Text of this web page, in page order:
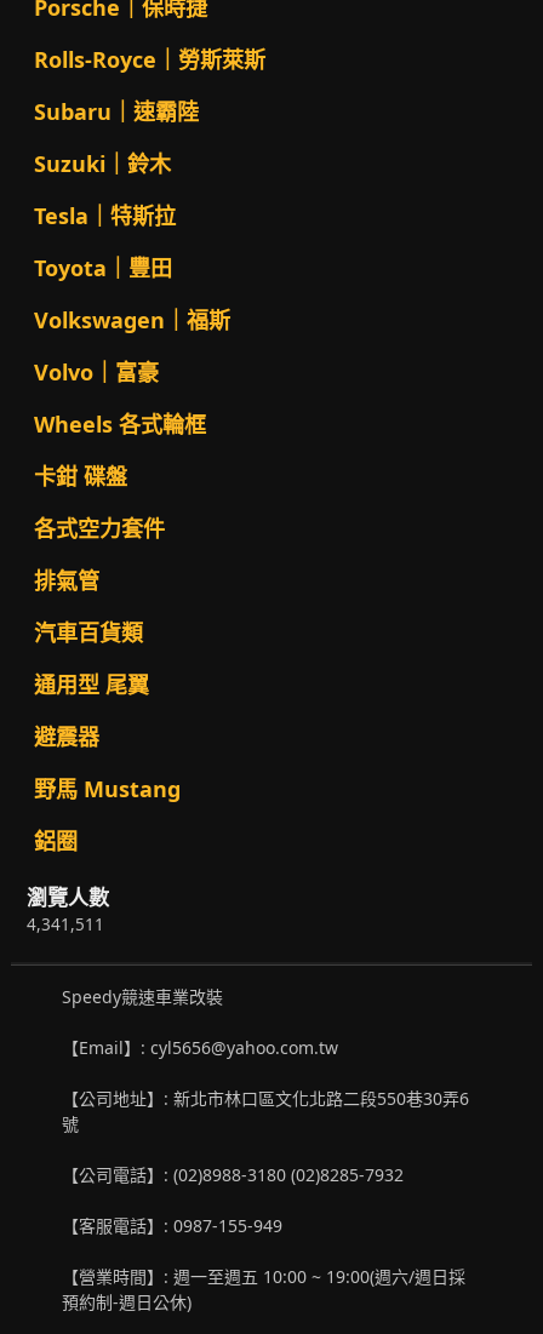
Porsche｜保時捷
Rolls-Royce｜勞斯萊斯
Subaru｜速霸陸
Suzuki｜鈴木
Tesla｜特斯拉
Toyota｜豐田
Volkswagen｜福斯
Volvo｜富豪
Wheels 各式輪框
卡鉗 碟盤
各式空力套件
排氣管
汽車百貨類
通用型 尾翼
避震器
野馬 Mustang
鋁圈
瀏覽人數
4,341,511
Speedy競速車業改裝
【Email】: cyl5656@yahoo.com.tw
【公司地址】: 新北市林口區文化北路二段550巷30弄6
號
【公司電話】: (02)8988-3180 (02)8285-7932
【客服電話】: 0987-155-949
【營業時間】: 週一至週五 10:00 ~ 19:00(週六/週日採
預約制-週日公休)